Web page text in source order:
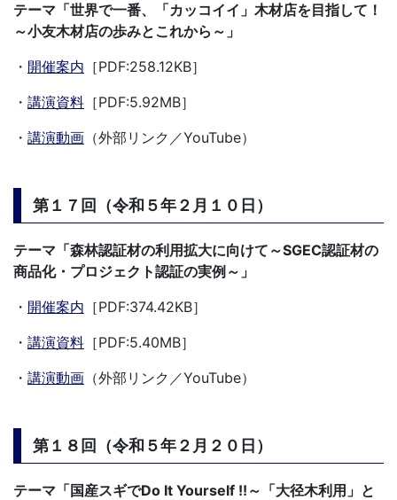
テーマ「世界で一番、「カッコイイ」木材店を目指して！
～小友木材店の歩みとこれから ～」
・ 開催案内 ［PDF:258.12KB］
・ 講演資料 ［PDF:5.92MB］
・ 講演動画 （外部リンク／YouTube）
第１７回（令和５年２月１０日）
テーマ「森林認証材の利用拡大に向けて～SGEC認証材の
商品化・プロジェクト認証の実例～」
・ 開催案内 ［PDF:374.42KB］
・ 講演資料 ［PDF:5.40MB］
・ 講演動画 （外部リンク／YouTube）
第１８回（令和５年２月２０日）
テーマ「国産スギでDo It Yourself !!～「大径木利用」と